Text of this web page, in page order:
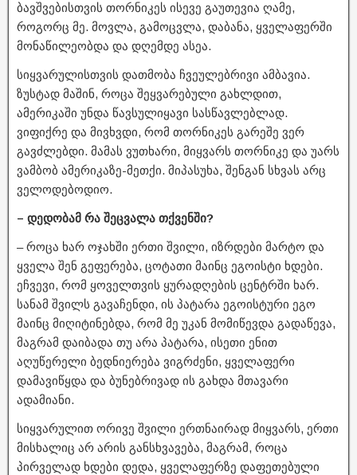
ბავშვებისთვის თორნიკეს ისევე გაუთევია ღამე,
როგორც მე. მოვლა, გამოცვლა, დაბანა, ყველაფერში
მონაწილეობდა და დღემდე ასეა.
სიყვარულისთვის დათმობა ჩვეულებრივი ამბავია.
ზუსტად მაშინ, როცა შეყვარებული გახლდით,
ამერიკაში უნდა წავსულიყავი სასწავლებლად.
ვიფიქრე და მივხვდი, რომ თორნიკეს გარეშე ვერ
გავძლებდი. მამას ვუთხარი, მიყვარს თორნიკე და უარს
ვამბობ ამერიკაზე-მეთქი. მიპასუხა, შენგან სხვას არც
ველოდებოდიო.
– დედობამ რა შეცვალა თქვენში?
– როცა ხარ ოჯახში ერთი შვილი, იზრდები მარტო და
ყველა შენ გეფერება, ცოტათი მაინც ეგოისტი ხდები.
ეჩვევი, რომ ყოველთვის ყურადღების ცენტრში ხარ.
სანამ შვილს გავაჩენდი, ის პატარა ეგოისტური ეგო
მაინც მიღიტინებდა, რომ მე უკან მომიწევდა გადაწევა,
მაგრამ დაიბადა თუ არა პატარა, ისეთი ენით
აღუწერელი ბედნიერება ვიგრძენი, ყველაფერი
დამავიწყდა და ბუნებრივად ის გახდა მთავარი
ადამიანი.
სიყვარულით ორივე შვილი ერთნაირად მიყვარს, ერთი
მისხალიც არ არის განსხვავება, მაგრამ, როცა
პირველად ხდები დედა, ყველაფერზე დაფეთებული